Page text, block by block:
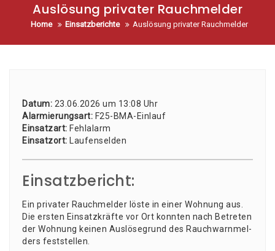
Auslösung privater Rauchmelder
Home Einsatzberichte Auslösung privater Rauchmelder
Datum: 23.06.2026 um 13:08 Uhr
Alar­mie­rungs­art: F25-BMA-Ein­lauf
Ein­satz­art: Fehl­alarm
Ein­satz­ort: Laufenselden
Einsatzbericht:
Ein pri­va­ter Rauch­mel­der lös­te in einer Woh­nung aus.
Die ers­ten Ein­satz­kräf­te vor Ort konn­ten nach Betre­ten
der Woh­nung kei­nen Aus­lö­se­grund des Rauch­warn­mel­
ders feststellen.